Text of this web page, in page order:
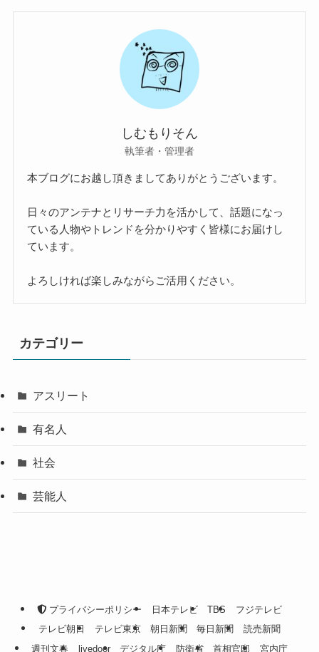
しむもりそん
執筆者・管理者
本ブログにお越し頂きましてありがとうございます。
日々のアンテナとリサーチ力を活かして、話題になっ
ている人物やトレンドを分かりやすく皆様にお届けし
ています。
よろしければ楽しみながらご活用ください。
カテゴリー
アスリート
有名人
社会
芸能人
プライバシーポリシー 日本テレビ TBS
フジテレビ
テレビ朝日
テレビ東京 朝日新聞 毎日新聞
読売新聞
週刊文春
livedoor デジタル庁 防衛省 首相官邸 宮内庁